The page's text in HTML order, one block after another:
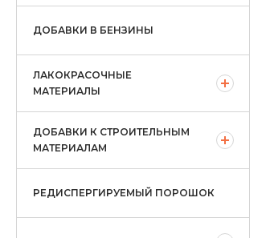
ДОБАВКИ В БЕНЗИНЫ
ЛАКОКРАСОЧНЫЕ
МАТЕРИАЛЫ
ДОБАВКИ К СТРОИТЕЛЬНЫМ
МАТЕРИАЛАМ
РЕДИСПЕРГИРУЕМЫЙ ПОРОШОК